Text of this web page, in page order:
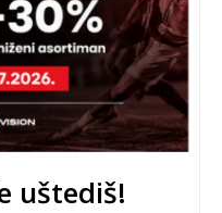
uštediš!